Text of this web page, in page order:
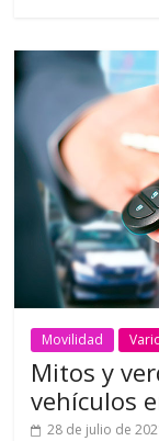
Movilidad
Mitos y
vehículos
28 de julio de